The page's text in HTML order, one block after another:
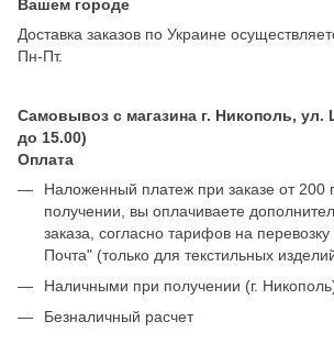
Вашем городе
Доставка заказов по Украине
Пн-Пт.
Самовывоз с магазина г. Никополь, ул.
до 15.00)
Оплата
Наложенный платеж при заказе от 200
получении, вы оплачиваете
заказа, согласно тарифов на
Почта" (только для текстильных
Наличными при получении (г.
Безналичный расчет